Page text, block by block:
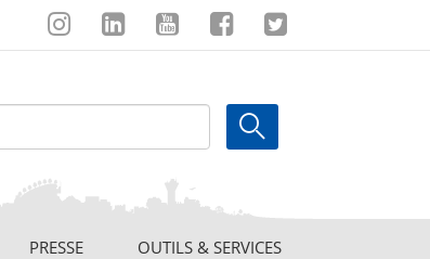
InstagramLinkedinYoutubeFacebookTwitter
PRESSE OUTILS & SERVICES